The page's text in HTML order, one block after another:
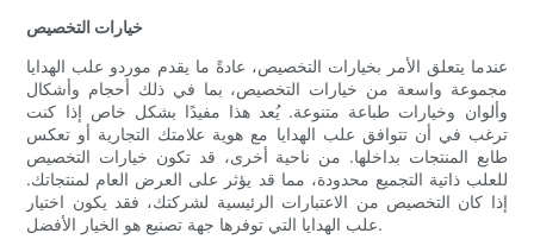
خيارات التخصيص
عندما يتعلق الأمر بخيارات التخصيص، عادةً ما يقدم موردو علب الهدايا
مجموعة واسعة من خيارات التخصيص، بما في ذلك أحجام وأشكال
وألوان وخيارات طباعة متنوعة. يُعد هذا مفيدًا بشكل خاص إذا كنت
ترغب في أن تتوافق علب الهدايا مع هوية علامتك التجارية أو تعكس
طابع المنتجات بداخلها. من ناحية أخرى، قد تكون خيارات التخصيص
للعلب ذاتية التجميع محدودة، مما قد يؤثر على العرض العام لمنتجاتك.
إذا كان التخصيص من الاعتبارات الرئيسية لشركتك، فقد يكون اختيار
علب الهدايا التي توفرها جهة تصنيع هو الخيار الأفضل.